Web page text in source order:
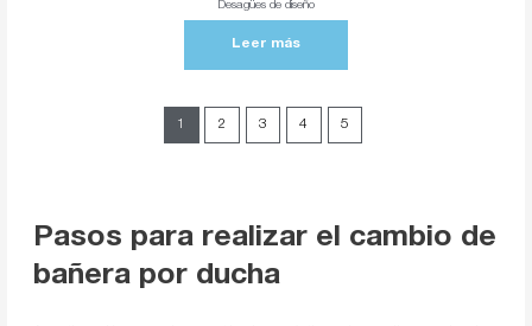
Desagües de diseño
Leer más
1 2 3 4 5
Pasos para realizar el cambio de
bañera por ducha